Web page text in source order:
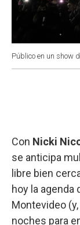
Público en un show
Con Nicki
se anticipa
libre bien
hoy la agenda
Montevideo
noches para